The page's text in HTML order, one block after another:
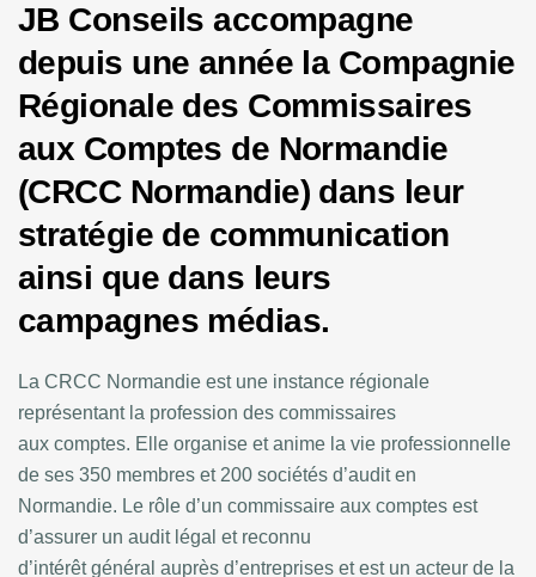
JB Conseils accompagne
depuis une année la Compagnie
Régionale des Commissaires
aux Comptes de Normandie
(CRCC Normandie) dans leur
stratégie de communication
ainsi que dans leurs
campagnes médias.
La CRCC Normandie est une instance régionale
représentant la profession des commissaires
aux comptes. Elle organise et anime la vie professionnelle
de ses 350 membres et 200 sociétés d’audit en
Normandie. Le rôle d’un commissaire aux comptes est
d’assurer un audit légal et reconnu
d’intérêt général auprès d’entreprises et est un acteur de la